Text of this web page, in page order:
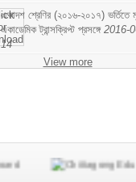
একাদশ শ্রেণির (২০১৬-২০১৭) ভর্তিতে
একাডেমিক ট্রান্সক্রিপ্ট প্রসঙ্গে 2016-
14
View more